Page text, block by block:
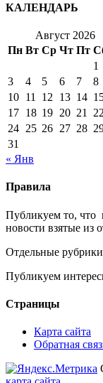
КАЛЕНДАРЬ
Август 2026
Пн Вт Ср Чт Пт
1
3
4 5 6 7 8
10 11 12 13 14
17 18 19 20 21 22
24 25 26 27 28
31
« Янв
Правила
Публикуем то, что
новости взятые из
Отдельные
Публикуем
Страницы
Карта сайта
Обратная